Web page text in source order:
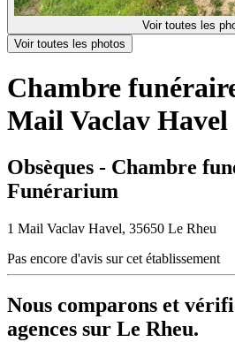
Voir toutes les
Voir toutes les photos
Chambre
Mail Vaclav Havel
Obsèques - Chambre
Funérarium
1 Mail Vaclav Havel, 35650 Le Rheu
Pas encore d'avis sur cet établissement
Nous comparons et
agences sur Le Rheu.